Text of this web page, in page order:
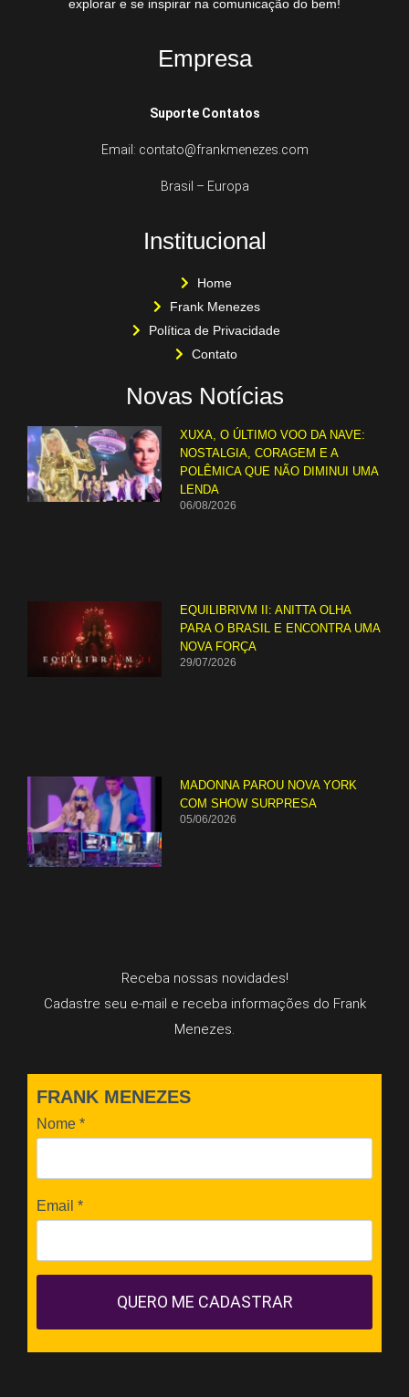
explorar e se inspirar na comunicação do bem!
Empresa
Suporte Contatos
Email: contato@frankmenezes.com
Brasil – Europa
Institucional
Home
Frank Menezes
Política de Privacidade
Contato
Novas Notícias
XUXA, O ÚLTIMO VOO DA NAVE:
NOSTALGIA, CORAGEM E A
POLÊMICA QUE NÃO DIMINUI UMA
LENDA
06/08/2026
EQUILIBRIVM II: ANITTA OLHA
PARA O BRASIL E ENCONTRA UMA
NOVA FORÇA
29/07/2026
MADONNA PAROU NOVA YORK
COM SHOW SURPRESA
05/06/2026
Receba nossas novidades!
Cadastre seu e-mail e receba informações do Frank
Menezes.
FRANK MENEZES
Nome *
Email *
QUERO ME CADASTRAR